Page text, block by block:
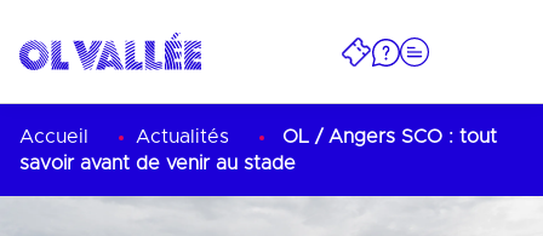
Accueil Actualités
OL / Angers SCO : tout
savoir avant de venir au stade